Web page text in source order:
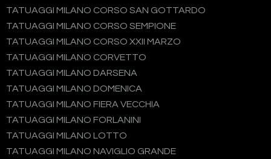
TATUAGGI MILANO CORSO SAN GOTTARDO
TATUAGGI MILANO CORSO SEMPIONE
TATUAGGI MILANO CORSO XXII MARZO
TATUAGGI MILANO CORVETTO
TATUAGGI MILANO DARSENA
TATUAGGI MILANO DOMENICA
TATUAGGI MILANO FIERA VECCHIA
TATUAGGI MILANO FORLANINI
TATUAGGI MILANO LOTTO
TATUAGGI MILANO NAVIGLIO GRANDE